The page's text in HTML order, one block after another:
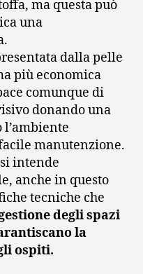
ma questa può
una
dalla pelle
più economica
comunque di
donando una
l’ambiente
manutenzione.
intende
anche in questo
tecniche che
degli spazi
la
ospiti.